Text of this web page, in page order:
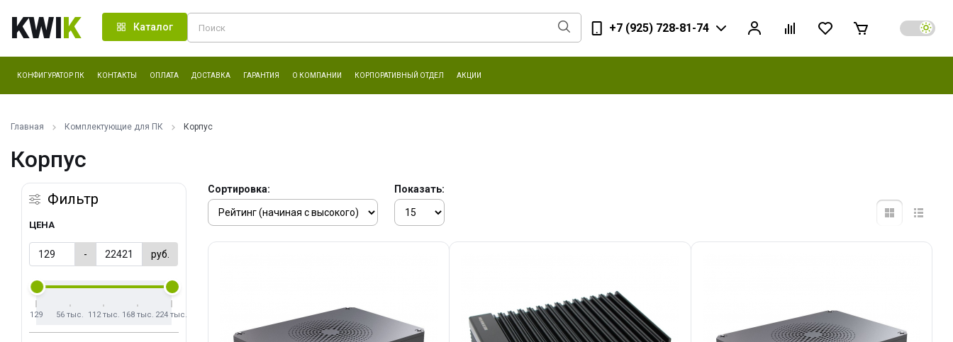
KWIK Каталог +7 (925) 728-81-74
КОНФИГУРАТОР ПК КОНТАКТЫ ОПЛАТА ДОСТАВКА ГАРАНТИЯ О КОМПАНИИ КОРПОРАТИВНЫЙ ОТДЕЛ АКЦИИ
Главная Комплектующие для ПК Корпус
Корпус
Фильтр
ЦЕНА
- руб.
129 56 тыс. 112 тыс. 168 тыс. 224 тыс.
Сортировка: Показать: